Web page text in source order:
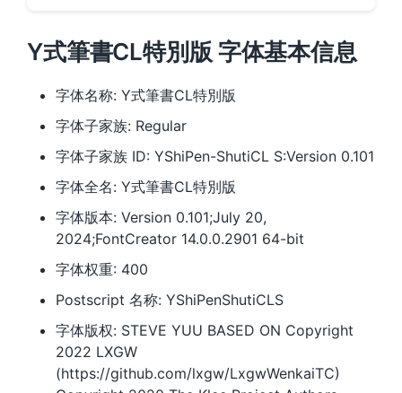
Y式筆書CL特別版 字体基本信息
字体名称: Y式筆書CL特別版
字体子家族: Regular
字体子家族 ID: YShiPen-ShutiCL S:Version 0.101
字体全名: Y式筆書CL特別版
字体版本: Version 0.101;July 20,
2024;FontCreator 14.0.0.2901 64-bit
字体权重: 400
Postscript 名称: YShiPenShutiCLS
字体版权: STEVE YUU BASED ON Copyright
2022 LXGW
(https://github.com/lxgw/LxgwWenkaiTC)